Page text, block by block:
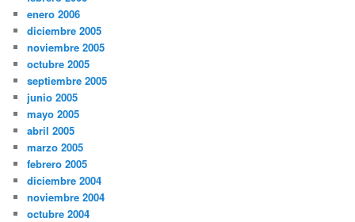
enero 2006
diciembre 2005
noviembre 2005
octubre 2005
septiembre 2005
junio 2005
mayo 2005
abril 2005
marzo 2005
febrero 2005
diciembre 2004
noviembre 2004
octubre 2004